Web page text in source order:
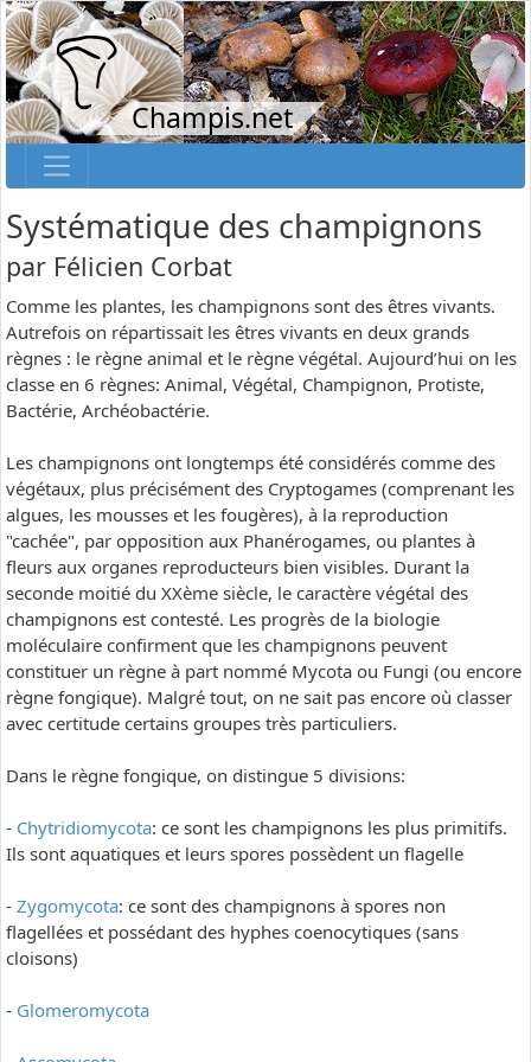
Champis.net
Systématique des champignons
par Félicien Corbat
Comme les plantes, les champignons sont des êtres vivants.
Autrefois on répartissait les êtres vivants en deux grands
règnes : le règne animal et le règne végétal. Aujourd’hui on les
classe en 6 règnes: Animal, Végétal, Champignon, Protiste,
Bactérie, Archéobactérie.
Les champignons ont longtemps été considérés comme des
végétaux, plus précisément des Cryptogames (comprenant les
algues, les mousses et les fougères), à la reproduction
"cachée", par opposition aux Phanérogames, ou plantes à
fleurs aux organes reproducteurs bien visibles. Durant la
seconde moitié du XXème siècle, le caractère végétal des
champignons est contesté. Les progrès de la biologie
moléculaire confirment que les champignons peuvent
constituer un règne à part nommé Mycota ou Fungi (ou encore
règne fongique). Malgré tout, on ne sait pas encore où classer
avec certitude certains groupes très particuliers.
Dans le règne fongique, on distingue 5 divisions:
- Chytridiomycota: ce sont les champignons les plus primitifs.
Ils sont aquatiques et leurs spores possèdent un flagelle
- Zygomycota: ce sont des champignons à spores non
flagellées et possédant des hyphes coenocytiques (sans
cloisons)
- Glomeromycota